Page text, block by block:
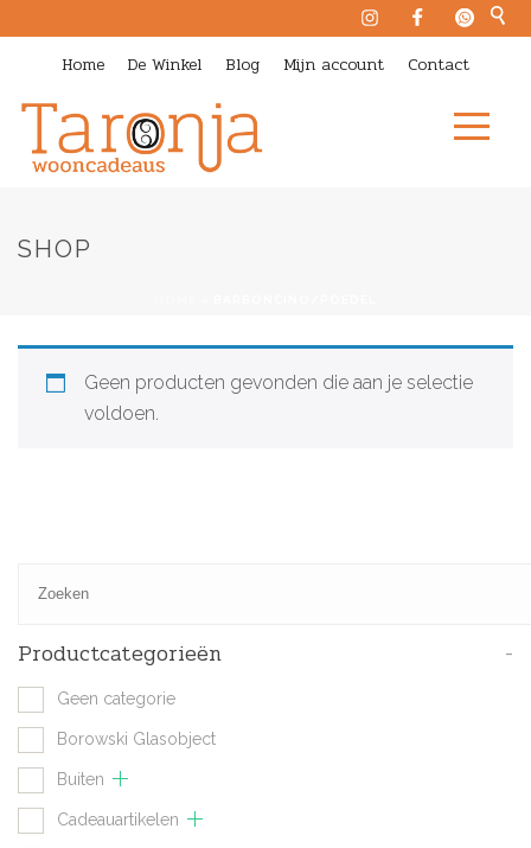
Home De Winkel Blog Mijn account Contact
SHOP
Geen producten gevonden die aan je selectie
voldoen.
Productcategorieën -
Geen categorie
Borowski Glasobject
Buiten
Cadeauartikelen